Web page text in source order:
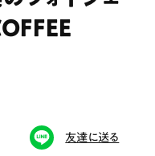
# コーヒー
友達に送る